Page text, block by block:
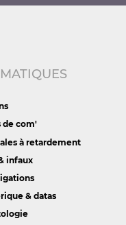
de com'
à retardement
infaux
& datas